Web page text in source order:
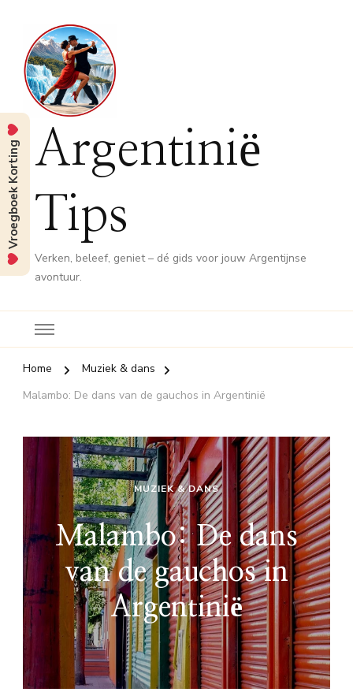
Argentinië
Tips
Verken, beleef, geniet – dé gids voor jouw Argentijnse
avontuur.
Home
Muziek & dans
Malambo: De dans van de gauchos in Argentinië
MUZIEK & DANS
Malambo: De dans
van de gauchos in
Argentinië
Vroegboek Korting